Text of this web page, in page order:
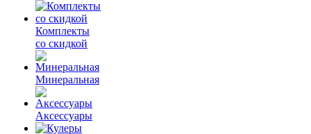
Комплекты
со скидкой
Минеральная
Аксессуары